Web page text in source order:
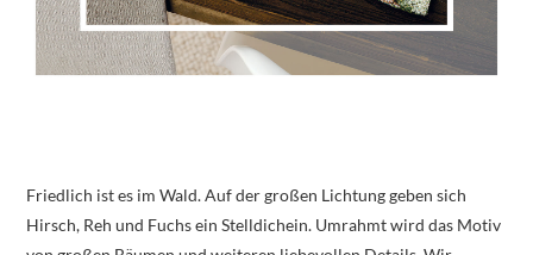
Friedlich ist es im Wald. Auf der großen Lichtung geben sich
Hirsch, Reh und Fuchs ein Stelldichein. Umrahmt wird das Motiv